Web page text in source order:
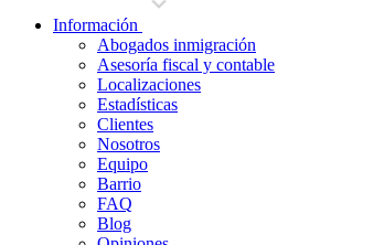
Información
Abogados inmigración
Asesoría fiscal y contable
Localizaciones
Estadísticas
Clientes
Nosotros
Equipo
Barrio
FAQ
Blog